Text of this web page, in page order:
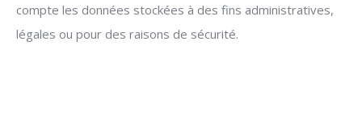
compte les données stockées à des fins administratives,
légales ou pour des raisons de sécurité.